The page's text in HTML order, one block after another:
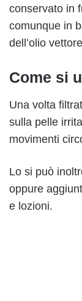
conservato in
comunque in
dell’olio
Come si
Una volta
sulla pelle
movimenti
Lo si può
oppure
e lozioni.